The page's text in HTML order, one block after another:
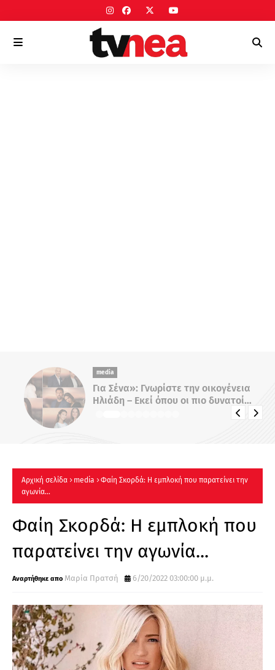
media
Για Σένα»: Γνωρίστε την οικογένεια
Ηλιάδη – Εκεί όπου οι πιο δυνατοί
δεσμοί δοκιμάζονται περισσότερο !
Αρχική σελίδα media
Φαίη Σκορδά: Η εμπλοκή που παρατείνει την
αγωνία...
Φαίη Σκορδά: Η εμπλοκή που
παρατείνει την αγωνία...
Μαρία Πρατσή 6/20/2022 03:00:00 μ.μ.